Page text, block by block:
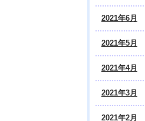
2021年6月
2021年5月
2021年4月
2021年3月
2021年2月